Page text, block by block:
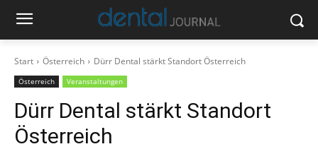
Start Österreich Dürr Dental stärkt Standort Österreich
Österreich Veranstaltungen
Dürr Dental stärkt Standort
Österreich